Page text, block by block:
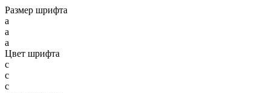
Размер шрифта
a
a
a
Цвет шрифта
c
c
c